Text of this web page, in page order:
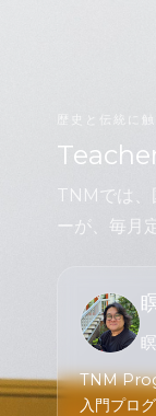
歴史と伝統に触
TNMでは、
ーが、毎月
TNM
入門プロ